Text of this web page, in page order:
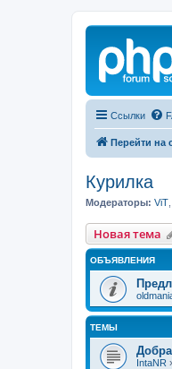
Ссылки
Перейти на
Курилка
Модераторы: ViT
Новая тема
ОБЪЯВЛЕНИЯ
ТЕМЫ
IntaNR